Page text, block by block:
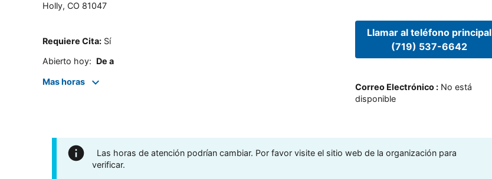
Holly, CO 81047
Requiere Cita: Sí
Abierto hoy: De a
Mas horas
Llamar al teléfono principal
(719) 537-6642
Correo Electrónico: No está
disponible
Las horas de atención podrían cambiar. Por favor visite el sitio web de la organización para
verificar.